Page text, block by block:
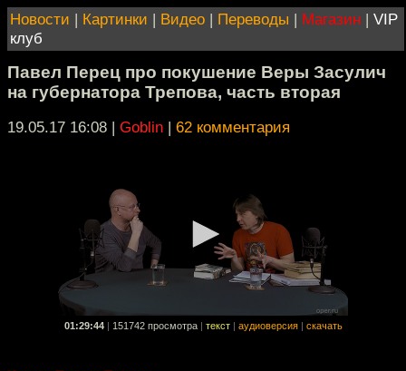
Новости | Картинки | Видео | Переводы | Магазин | VIP
клуб
Павел Перец про покушение Веры Засулич
на губернатора Трепова, часть вторая
19.05.17 16:08 | Goblin | 62 комментария
01:29:44 151742 просмотра текст аудиоверсия скачать